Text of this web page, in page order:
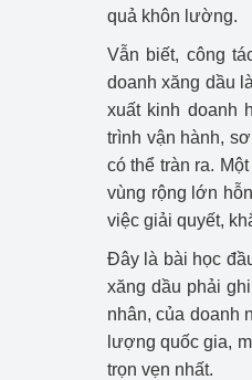
quả khôn lường.
Vẫn biết, công
doanh xăng dầu
xuất kinh doanh
trình vận hành,
có thể tràn ra.
vùng rộng lớn
việc giải quyết,
Đây là bài học
xăng dầu phải
nhân, của doanh
lượng quốc gia,
trọn vẹn nhất.